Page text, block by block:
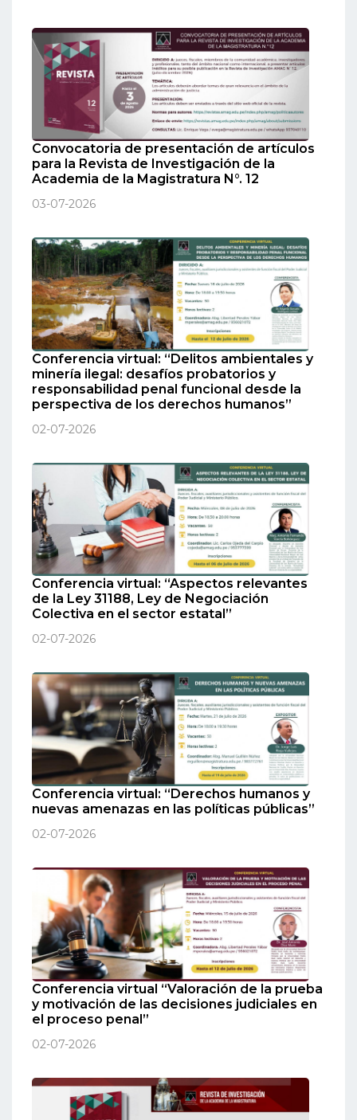
Convocatoria de presentación de artículos
para la Revista de Investigación de la
Academia de la Magistratura N°. 12
03-07-2026
Conferencia virtual: “Delitos ambientales y
minería ilegal: desafíos probatorios y
responsabilidad penal funcional desde la
perspectiva de los derechos humanos”
02-07-2026
Conferencia virtual: “Aspectos relevantes
de la Ley 31188, Ley de Negociación
Colectiva en el sector estatal”
02-07-2026
Conferencia virtual: “Derechos humanos y
nuevas amenazas en las políticas públicas”
02-07-2026
Conferencia virtual “Valoración de la prueba
y motivación de las decisiones judiciales en
el proceso penal”
02-07-2026